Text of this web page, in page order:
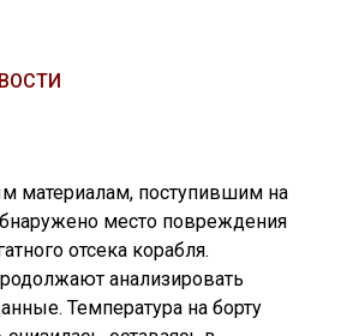
материалам, поступившим на
место повреждения
отсека корабля.
анализировать
Температура на борту